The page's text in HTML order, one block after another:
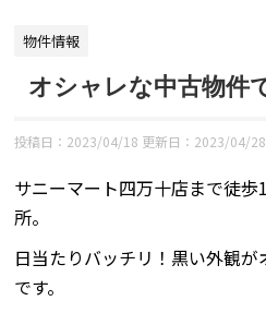
物件情報
オシャレな中古物件
投稿日：2023/04/18 更新日： 2023/04/28
サニーマート四万十店まで徒
所。
日当たりバッチリ！黒い外観
です。